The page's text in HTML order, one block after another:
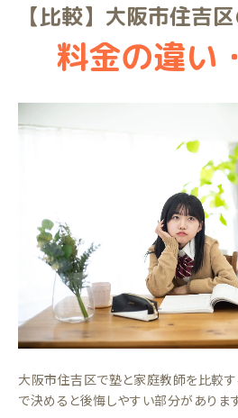
【比較】大阪市住吉
料金の違い
大阪市住吉区で塾と家庭教師を比較す
で決めると後悔しやすい部分があります